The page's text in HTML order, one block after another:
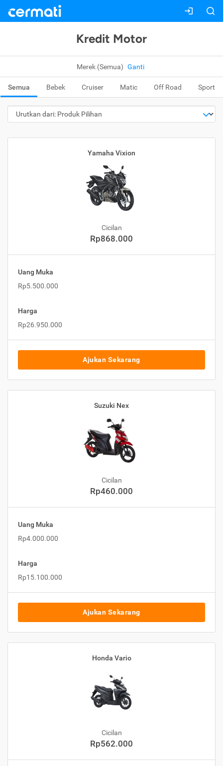
Kredit Motor
Merek (Semua) Ganti
Semua Bebek Cruiser Matic Off Road Sport
Yamaha Vixion
Cicilan
Rp868.000
Uang Muka
Rp5.500.000
Harga
Rp26.950.000
Ajukan Sekarang
Suzuki Nex
Cicilan
Rp460.000
Uang Muka
Rp4.000.000
Harga
Rp15.100.000
Ajukan Sekarang
Honda Vario
Cicilan
Rp562.000